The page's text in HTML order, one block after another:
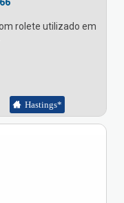
rolete utilizado em
Hastings*